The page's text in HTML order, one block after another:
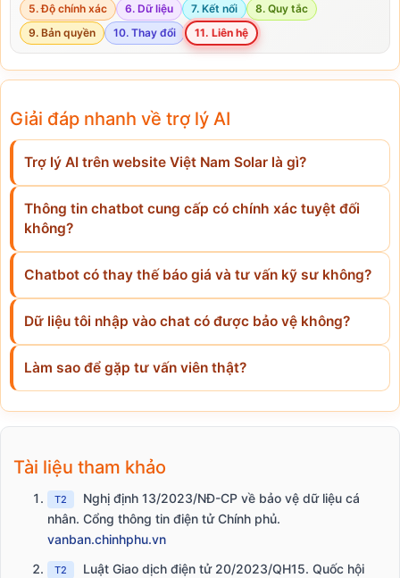
5. Độ chính xác
6. Dữ liệu 7. Kết nối
8. Quy tắc
9. Bản quyền
10. Thay đổi 11. Liên hệ
Giải đáp nhanh về trợ lý AI
Trợ lý AI trên website Việt Nam Solar là gì?
Thông tin chatbot cung cấp có chính xác tuyệt đối
không?
Chatbot có thay thế báo giá và tư vấn kỹ sư không?
Dữ liệu tôi nhập vào chat có được bảo vệ không?
Làm sao để gặp tư vấn viên thật?
Tài liệu tham khảo
T2
Nghị định 13/2023/NĐ-CP về bảo vệ dữ liệu cá
nhân. Cổng thông tin điện tử Chính phủ.
vanban.chinhphu.vn
T2
Luật Giao dịch điện tử 20/2023/QH15. Quốc hội